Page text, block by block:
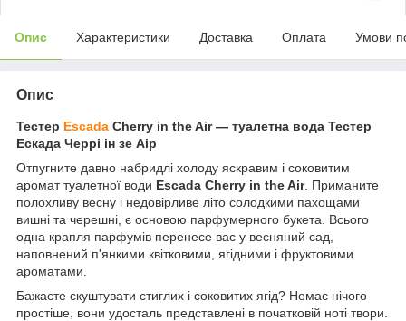
Опис Характеристики Доставка Оплата Умови
Опис
Тестер Escada Cherry in the Air ― туалетна вода Тестер
Ескада Черрі ін зе Аір
Отпугните давно набридлі холоду яскравим і соковитим
аромат туалетної води Escada Cherry in the Air. Приманите
полохливу весну і недовірливе літо солодкими пахощами
вишні та черешні, є основою парфумерного букета. Всього
одна крапля парфумів перенесе вас у весняний сад,
наповнений п'янкими квітковими, ягідними і фруктовими
ароматами.
Бажаєте скуштувати стиглих і соковитих ягід? Немає нічого
простіше, вони удосталь представлені в початковій ноті твори.